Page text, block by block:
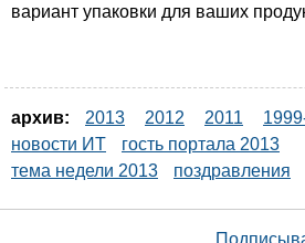
вариант упаковки для ваших
архив: 2013 2012 2011
новости ИТ
гость портала 2013
тема недели 2013
поздравления